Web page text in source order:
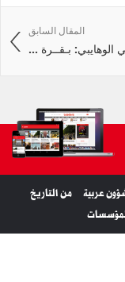
المقال السابق
الوهايبي: بـقــرة ...
عربية
من التاريخ